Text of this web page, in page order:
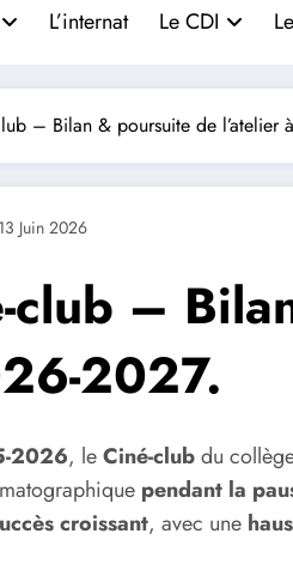
L’internat Le CDI
– Bilan & poursuite de l’atelier
13 Juin 2026
club –
2027.
2026, leCiné-clubdu
pendant la
croissant, avec une